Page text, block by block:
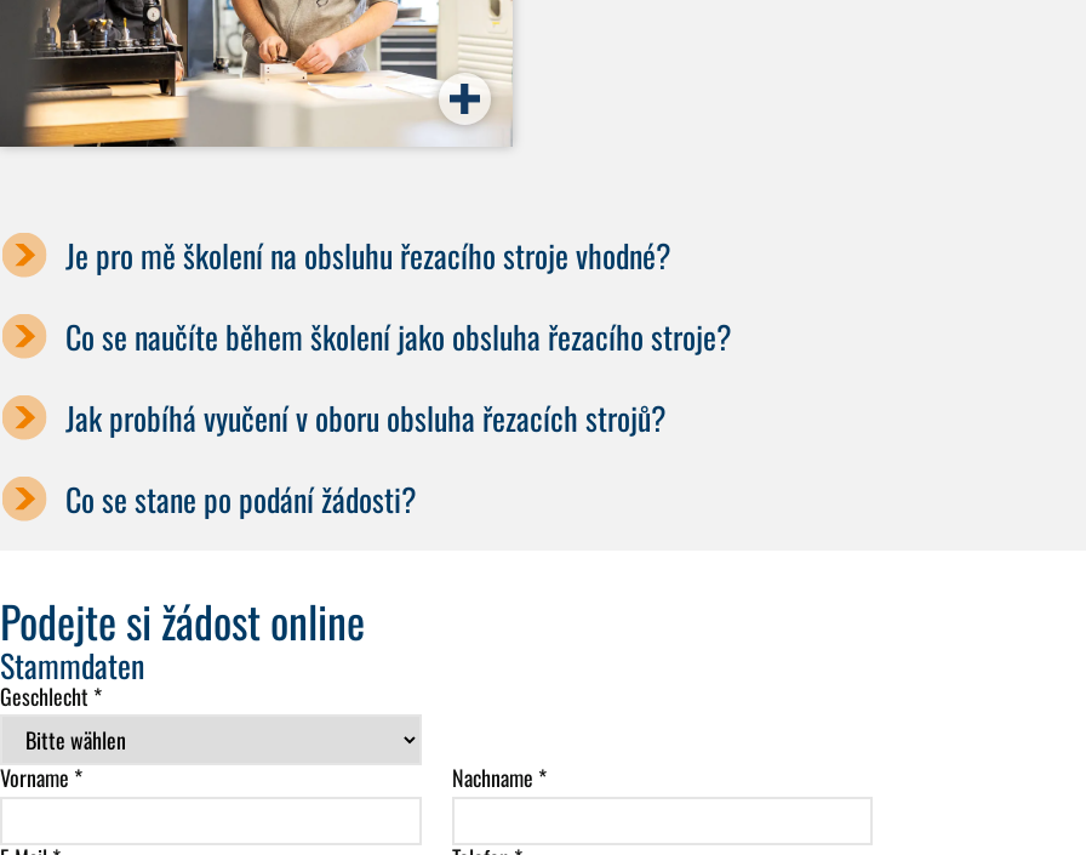
Je pro mě školení na obsluhu řezacího stroje vhodné?
Co se naučíte během školení jako obsluha řezacího stroje?
Jak probíhá vyučení v oboru obsluha řezacích strojů?
Co se stane po podání žádosti?
Podejte si žádost online
Stammdaten
Geschlecht *
Vorname * Nachname *